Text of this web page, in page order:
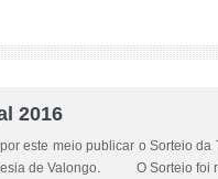
2016
este meio publicar o Sorteio
de Valongo. O Sorteio foi